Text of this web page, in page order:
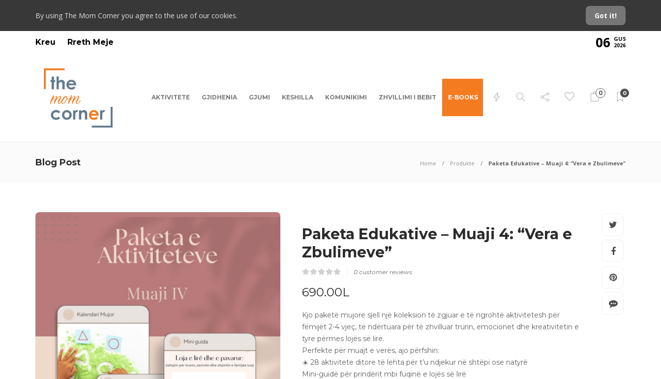
By using The Mom Corner you agree to the use of our cookies. Got it!
Kreu Rreth Meje 06 GUS
2026
AKTIVITETE GJIDHENIA GJUMI KESHILLA KOMUNIKIMI ZHVILLIMI I BEBIT E-BOOKS
0 0
Blog Post Home Produkte Paketa Edukative – Muaji 4: "Vera e Zbulimeve"
Paketa Edukative – Muaji 4: “Vera e
Zbulimeve”
0.00
out
based
on
customer
reviews
0 customer reviews
690.00L
Kjo paketë mujore sjell një koleksion të zgjuar e të ngrohtë aktivitetesh për
fëmijët 2-4 vjeç, të ndërtuara për të zhvilluar trurin, emocionet dhe kreativitetin e
tyre përmes lojës së lirë.
Perfekte për muajt e verës, ajo përfshin:
☀️ 28 aktivitete ditore të lehta për t’u ndjekur në shtëpi ose natyrë
Mini-guidë për prindërit mbi fuqinë e lojës së lirë